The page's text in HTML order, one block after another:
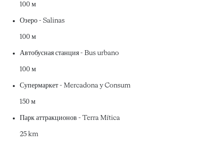
100 м
Озеро - Salinas
100 м
Автобусная станция - Bus urbano
100 м
Супермаркет - Mercadona y Consum
150 м
Парк аттракционов - Terra Mítica
25 km